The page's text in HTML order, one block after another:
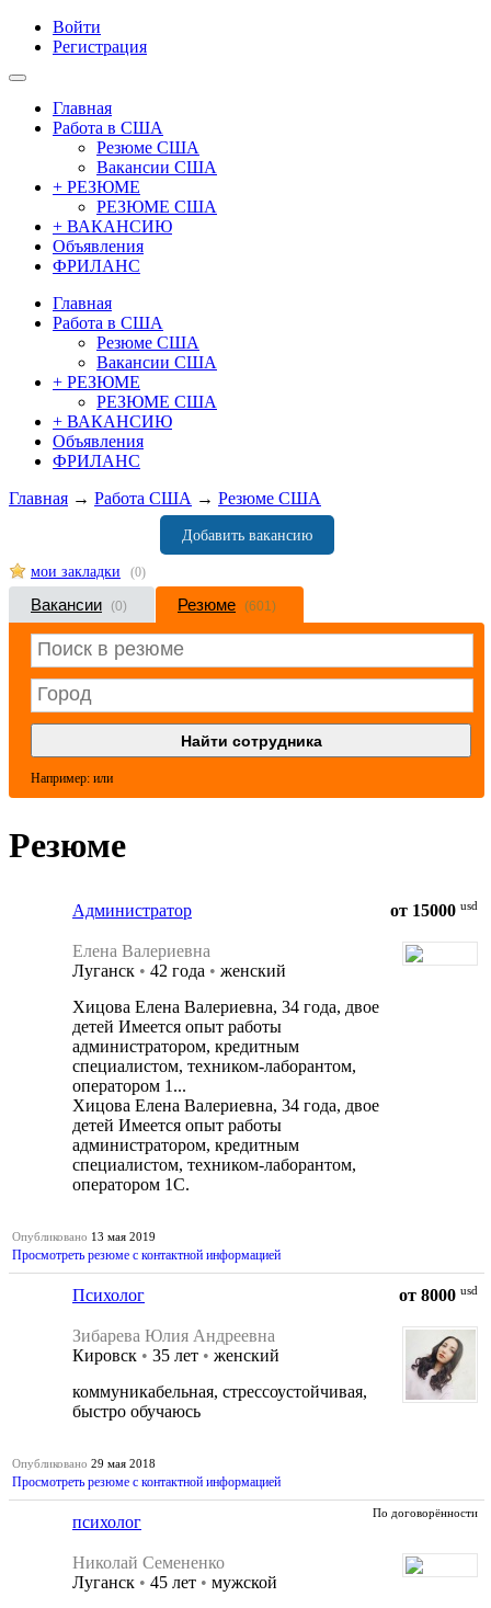
Войти
Регистрация
Главная
Работа в США
Резюме США
Вакансии США
+ РЕЗЮМЕ
РЕЗЮМЕ США
+ ВАКАНСИЮ
Объявления
ФРИЛАНС
Главная
Работа в США
Резюме США
Вакансии США
+ РЕЗЮМЕ
РЕЗЮМЕ США
+ ВАКАНСИЮ
Объявления
ФРИЛАНС
Главная → Работа США → Резюме США
Добавить вакансию
мои закладки (0)
Вакансии (0) Резюме (601)
Например: или
Резюме
Администратор от 15000 usd
Елена Валериевна
Луганск • 42 года • женский
Хицова Елена Валериевна, 34 года, двое
детей Имеется опыт работы
администратором, кредитным
специалистом, техником-лаборантом,
оператором 1...
Хицова Елена Валериевна, 34 года, двое
детей Имеется опыт работы
администратором, кредитным
специалистом, техником-лаборантом,
оператором 1С.
Опубликовано 13 мая 2019
Просмотреть резюме с контактной информацией
Психолог от 8000 usd
Зибарева Юлия Андреевна
Кировск • 35 лет • женский
коммуникабельная, стрессоустойчивая,
быстро обучаюсь
Опубликовано 29 мая 2018
Просмотреть резюме с контактной информацией
психолог По договорённости
Николай Семененко
Луганск • 45 лет • мужской